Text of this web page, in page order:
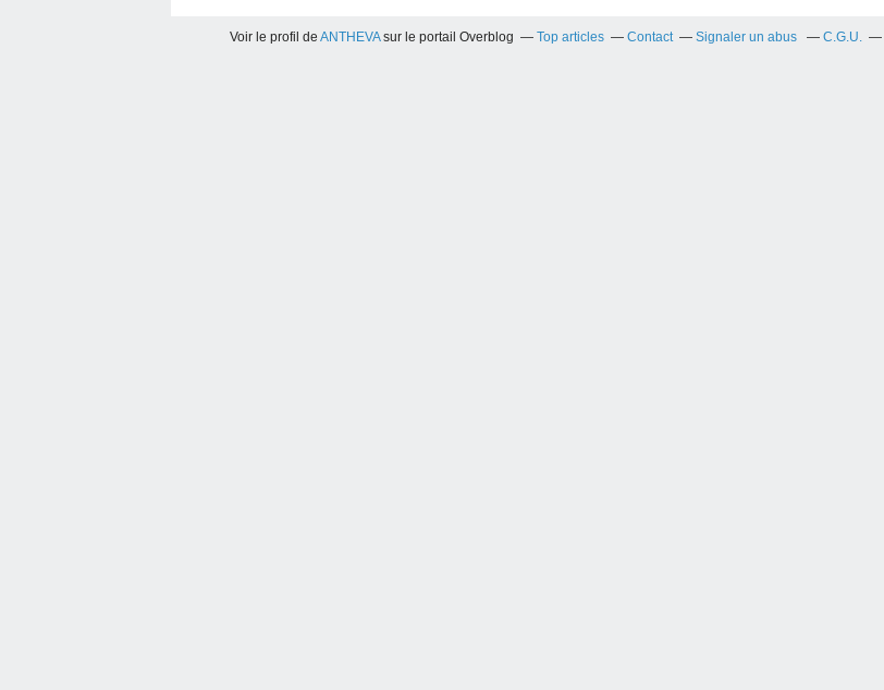
Voir le profil de ANTHEVAsur le portail Overblog Top articles Contact Signaler un abus C.G.U.